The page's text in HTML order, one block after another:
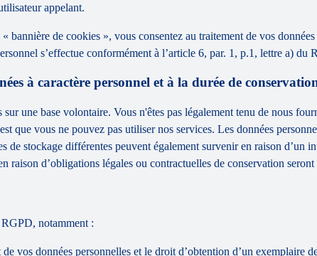
appelant.
bannière de cookies », vous consentez au traitement de vos
s’effectue conformément à l’article 6, par. 1, p.1, lettre a) du
à caractère personnel et à la durée de
une base volontaire. Vous n'êtes pas légalement tenu de nous
que vous ne pouvez pas utiliser nos services. Les données
de stockage différentes peuvent également survenir en raison
raison d’obligations légales ou contractuelles de conservation seront
notamment :
vos données personnelles et le droit d’obtention d’un exemplaire